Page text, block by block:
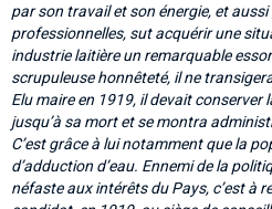
par son travail et son énergie, et
professionnelles, sut acquérir une
industrie laitière un remarquable
scrupuleuse honnêteté, il ne
Elu maire en 1919, il devait conserver
jusqu’à sa mort et se montra
C’est grâce à lui notamment que la
d’adduction d’eau. Ennemi de la
néfaste aux intérêts du Pays, c’est à